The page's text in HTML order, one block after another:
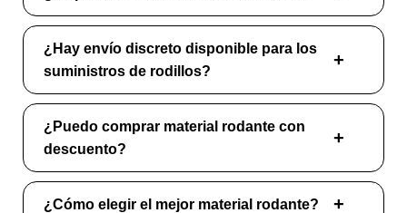
¿Hay envío discreto disponible para los
suministros de rodillos?
¿Puedo comprar material rodante con
descuento?
¿Cómo elegir el mejor material rodante?